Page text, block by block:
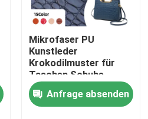
Mikrofaser PU
Kunstleder
Krokodilmuster für
Taschen Schuhe
Sofas Geldbörsen
Hüllen Notizbücher
Kleidungsstücke
Anfrage absenden